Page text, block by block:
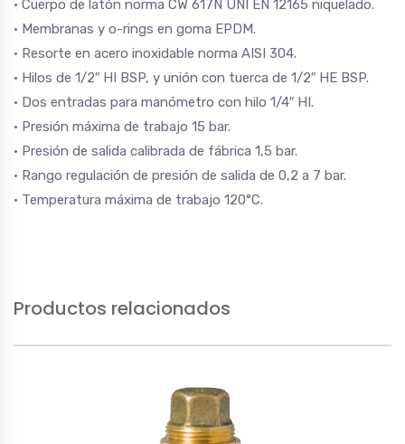
• Cuerpo de latón norma CW 617N UNI EN 12165 niquelado.
• Membranas y o-rings en goma EPDM.
• Resorte en acero inoxidable norma AISI 304.
• Hilos de 1/2″ HI BSP, y unión con tuerca de 1/2″ HE BSP.
• Dos entradas para manómetro con hilo 1/4″ HI.
• Presión máxima de trabajo 15 bar.
• Presión de salida calibrada de fábrica 1,5 bar.
• Rango regulación de presión de salida de 0,2 a 7 bar.
• Temperatura máxima de trabajo 120°C.
Productos relacionados